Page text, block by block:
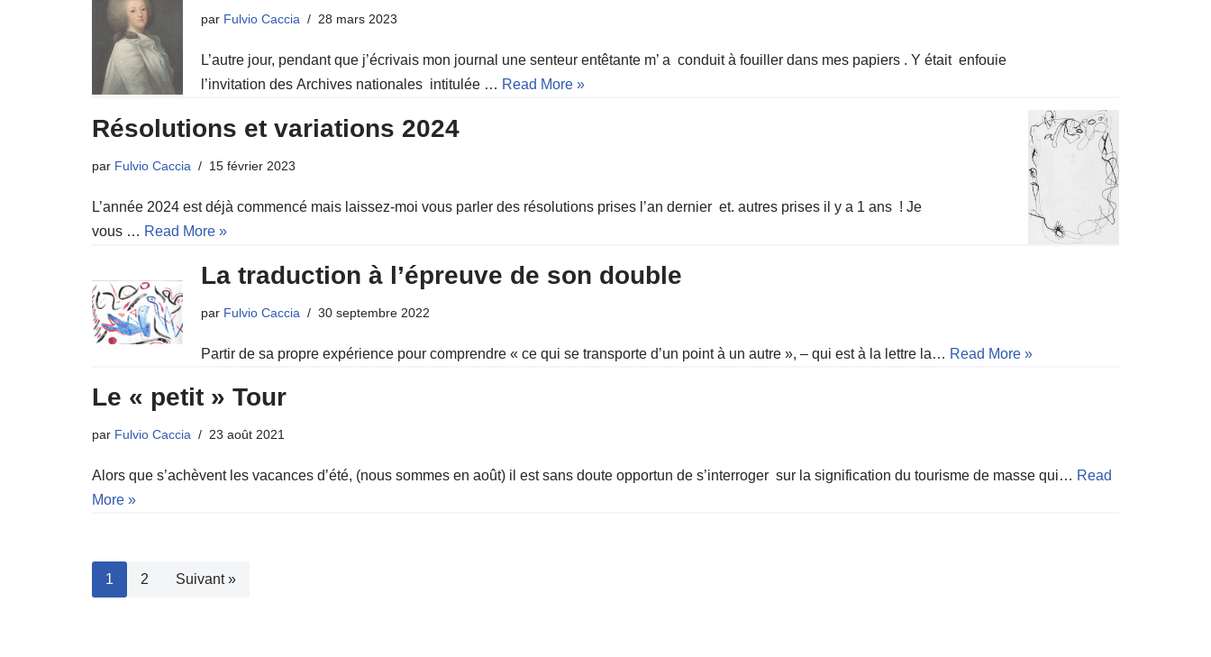
par Fulvio Caccia 28 mars 2023
L’autre jour, pendant que j’écrivais mon journal une senteur entêtante m’ a conduit à fouiller dans mes papiers . Y était enfouie
l’invitation des Archives nationales intitulée … Read More »
Résolutions et variations 2024
par Fulvio Caccia 15 février 2023
L’année 2024 est déjà commencé mais laissez-moi vous parler des résolutions prises l’an dernier et. autres prises il y a 1 ans ! Je
vous … Read More »
La traduction à l’épreuve de son double
par Fulvio Caccia 30 septembre 2022
Partir de sa propre expérience pour comprendre « ce qui se transporte d’un point à un autre », – qui est à la lettre la… Read More »
Le « petit » Tour
par Fulvio Caccia 23 août 2021
Alors que s’achèvent les vacances d’été, (nous sommes en août) il est sans doute opportun de s’interroger sur la signification du tourisme de masse qui… Read
More »
1 2 Suivant »